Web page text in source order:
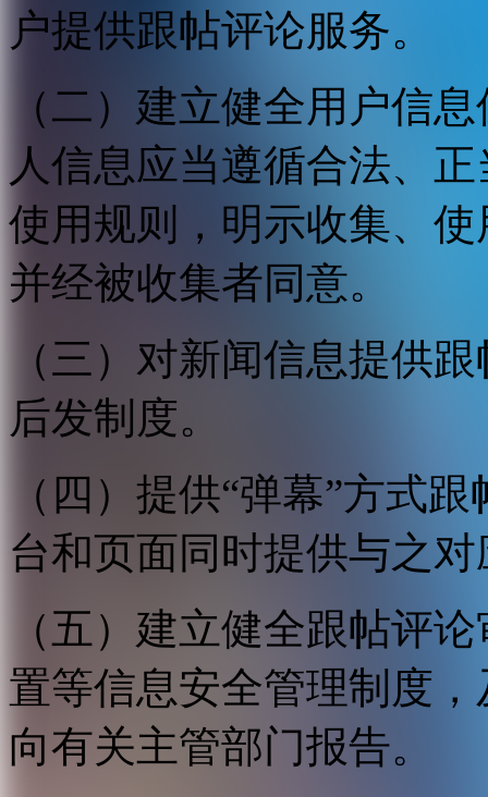
户提供跟帖评论服务。
（二）建立健全用户信
人信息应当遵循合法、
使用规则，明示收集、
并经被收集者同意。
（三）对新闻信息提供
后发制度。
（四）提供“弹幕”方式
台和页面同时提供与之
（五）建立健全跟帖评
置等信息安全管理制度
向有关主管部门报告。